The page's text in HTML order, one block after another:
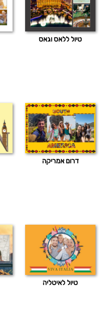
טיול ללאס וגאס
דרום אמריקה
טיול לאיטליה